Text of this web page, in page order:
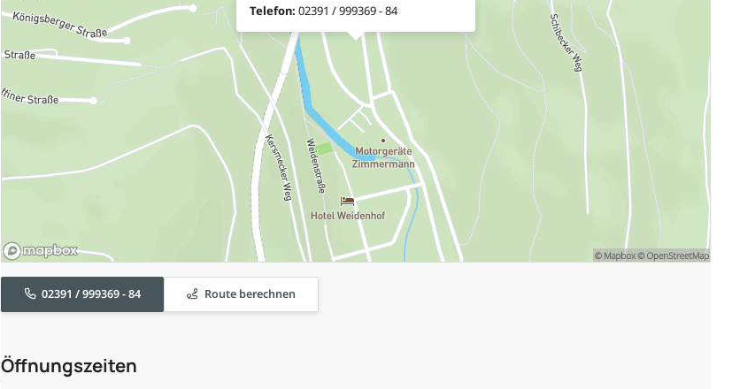
Telefon: 02391 / 999369 - 84
02391 / 999369 - 84 Route berechnen
Öffnungszeiten